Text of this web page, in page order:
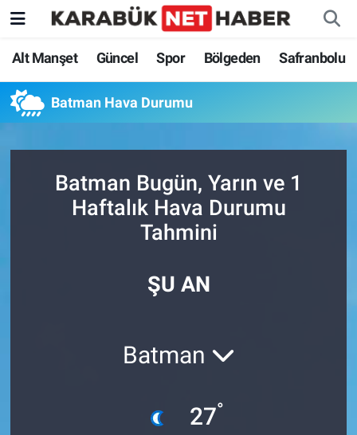
Alt Manşet Güncel Spor Bölgeden Safranbolu
Batman Hava Durumu
Batman Bugün, Yarın ve 1
Haftalık Hava Durumu
Tahmini
ŞU AN
Batman
27°